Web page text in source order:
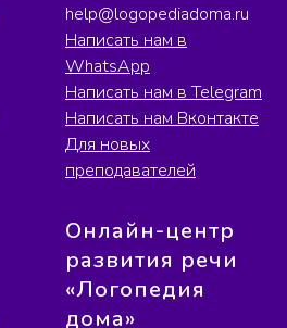
help@logopediadoma.ru
Написать нам в
WhatsApp
Написать нам в Telegram
Написать нам Вконтакте
Для новых
преподавателей
Онлайн-центр
развития речи
«Логопедия
дома»